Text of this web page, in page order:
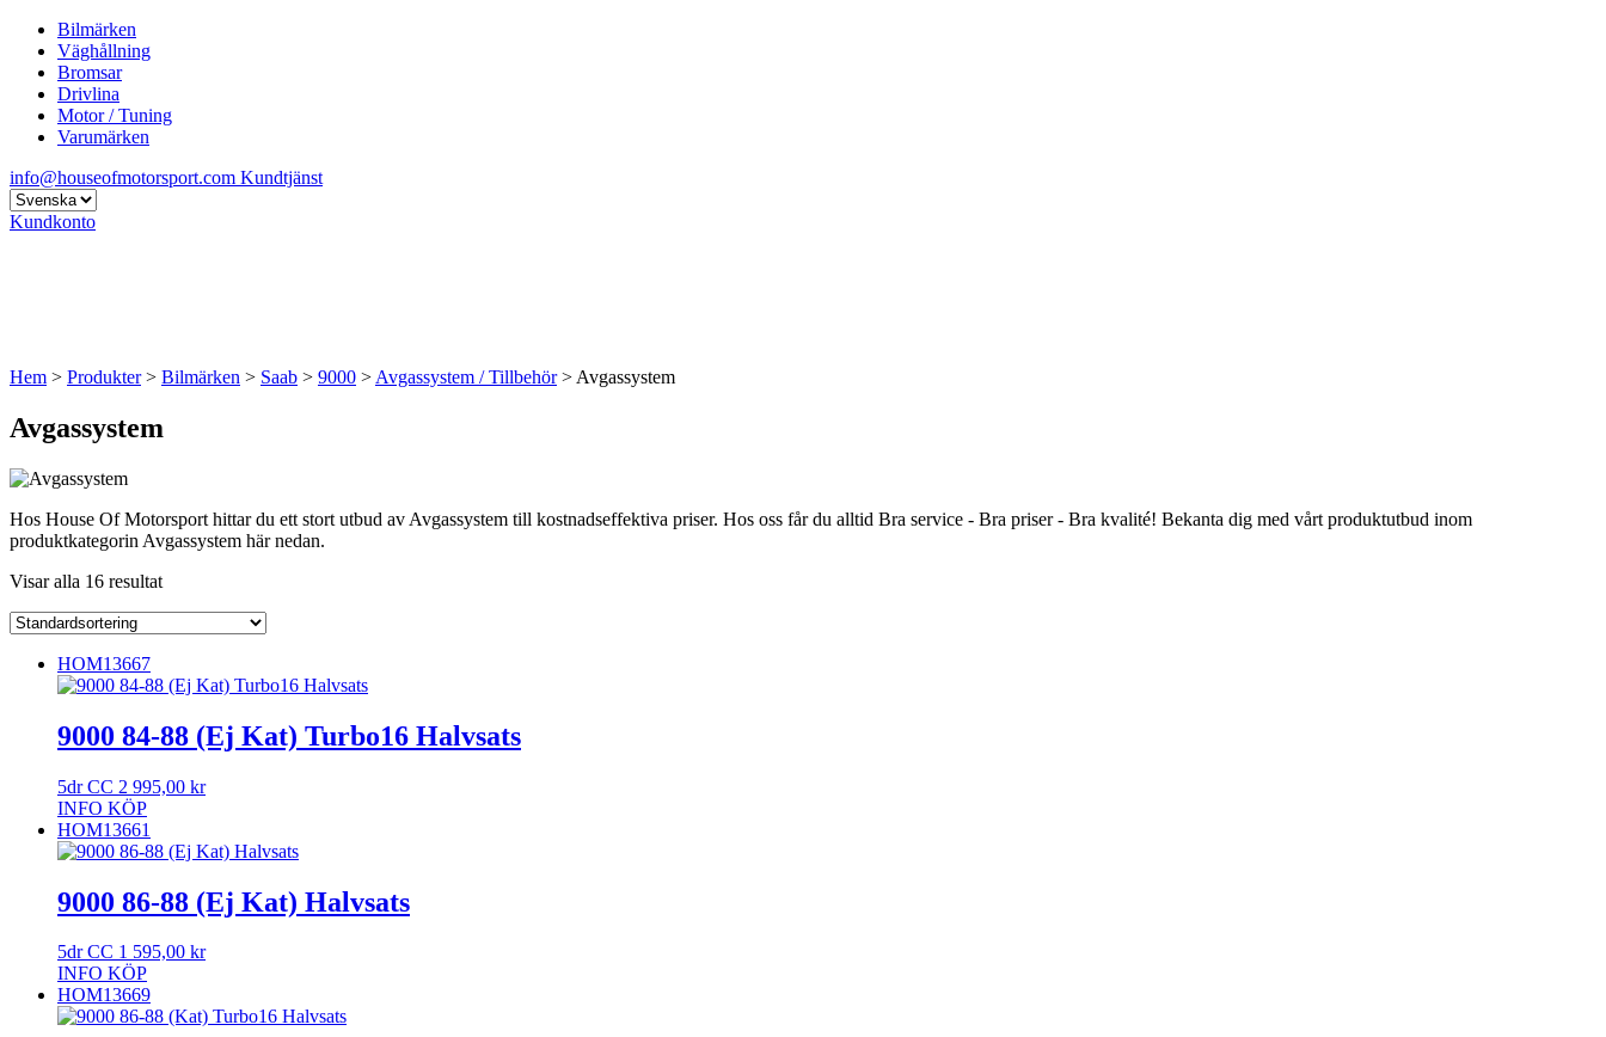
Bilmärken
Väghållning
Bromsar
Drivlina
Motor / Tuning
Varumärken
info@houseofmotorsport.com Kundtjänst
Kundkonto
Hem > Produkter> Bilmärken > Saab > 9000 > Avgassystem / Tillbehör> Avgassystem
Avgassystem
Hos House Of Motorsport hittar du ett stort utbud av Avgassystem till kostnadseffektiva priser. Hos oss får du alltid Bra service - Bra priser - Bra kvalité! Bekanta dig med vårt produktutbud inom
produktkategorin Avgassystem här nedan.
Visar alla 16 resultat
HOM13667
9000 84-88 (Ej Kat) Turbo16 Halvsats
5dr CC 2 995,00 kr
INFO KÖP
HOM13661
9000 86-88 (Ej Kat) Halvsats
5dr CC 1 595,00 kr
INFO KÖP
HOM13669